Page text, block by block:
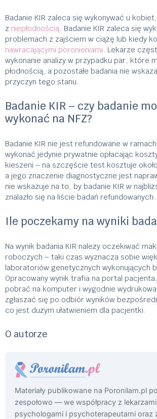
Badanie KIR zaleca się wykonywać u
z niepłodnością . Badanie KIR zaleca się
problemach z zajściem w ciążę lub kiedy
nawracającymi poronieniami . Lekarze
wykonanie analizy w przypadku par, które
płodnością, a pozostałe badania nie
przyczyn tego stanu.
Badanie KIR – czy badanie
wykonać na NFZ?
Badanie KIR nie jest refundowane w ramach
wykonać jedynie prywatnie opłacając
kieszeni – na szczęście test kosztuje
a jego znaczenie diagnostyczne jest
nie wskazuje na to, by badanie KIR w
znalazło się na liście badań refundowanych.
Ile poczekamy na wyniki
Na wynik badania KIR należy oczekiwać
roboczych – taki czas wyznacza sobie
laboratoriów genetycznych wykonujących
Opracowany wynik trafia na portal
pobrać na komputer i wygodnie
zgłaszać się po odbiór wyników
co jest dużym ułatwieniem dla pacjentki.
O autorze
Materiały publikowane na Poronilam.pl
zespołowo — we współpracy z
psychologami i psychoterapeutami oraz